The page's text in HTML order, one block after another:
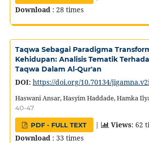
Download : 28 times
Taqwa Sebagai Paradigma
Kehidupan: Analisis Tematik
Taqwa Dalam Al-Qur'an
DOI: https://doi.org/10.70134/
Haswani Ansar, Hasyim Haddade, Hamka
40-47
PDF - FULL TEXT | Views: 62
Download : 33 times